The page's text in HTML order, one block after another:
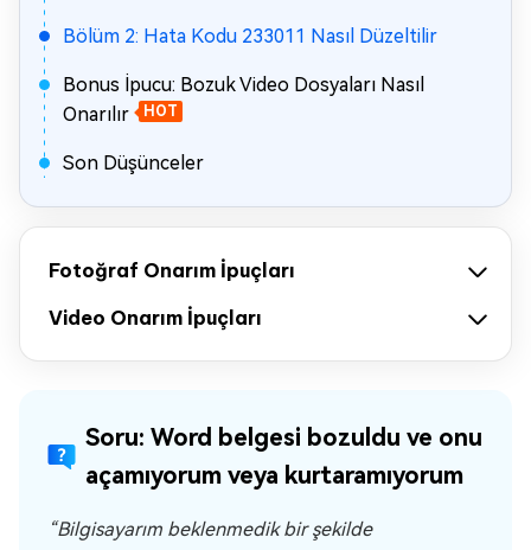
Bölüm 2: Hata Kodu 233011 Nasıl Düzeltilir
Bonus İpucu: Bozuk Video Dosyaları Nasıl
Onarılır
HOT
Son Düşünceler
Fotoğraf Onarım İpuçları
Video Onarım İpuçları
Soru: Word belgesi bozuldu ve onu
açamıyorum veya kurtaramıyorum
“Bilgisayarım beklenmedik bir şekilde